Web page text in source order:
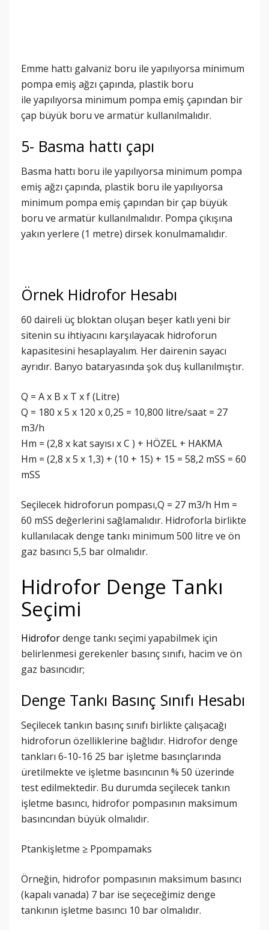
Emme hattı galvaniz boru ile yapılıyorsa minimum
pompa emiş ağzı çapında, plastik boru
ile yapılıyorsa minimum pompa emiş çapından bir
çap büyük boru ve armatür kullanılmalıdır.
5- Basma hattı çapı
Basma hattı boru ile yapılıyorsa minimum pompa
emiş ağzı çapında, plastik boru ile yapılıyorsa
minimum pompa emiş çapından bir çap büyük
boru ve armatür kullanılmalıdır. Pompa çıkışına
yakın yerlere (1 metre) dirsek konulmamalıdır.
Örnek Hidrofor Hesabı
60 daireli üç bloktan oluşan beşer katlı yeni bir
sitenin su ihtiyacını karşılayacak hidroforun
kapasitesini hesaplayalım. Her dairenin sayacı
ayrıdır. Banyo bataryasında şok duş kullanılmıştır.
Q = A x B x T x f (Litre)
Q = 180 x 5 x 120 x 0,25 = 10,800 litre/saat = 27
m3/h
Hm = (2,8 x kat sayısı x C ) + HÖZEL + HAKMA
Hm = (2,8 x 5 x 1,3) + (10 + 15) + 15 = 58,2 mSS = 60
mSS
Seçilecek hidroforun pompası,Q = 27 m3/h Hm =
60 mSS değerlerini sağlamalıdır. Hidroforla birlikte
kullanılacak denge tankı minimum 500 litre ve ön
gaz basıncı 5,5 bar olmalıdır.
Hidrofor Denge Tankı
Seçimi
Hidrofordenge tankı seçimi yapabilmek için
belirlenmesi gerekenler basınç sınıfı, hacim ve ön
gaz basıncıdır;
Denge Tankı Basınç Sınıfı Hesabı
Seçilecek tankın basınç sınıfı birlikte çalışacağı
hidroforun özelliklerine bağlıdır. Hidrofor denge
tankları 6-10-16 25 bar işletme basınçlarında
üretilmekte ve işletme basıncının % 50 üzerinde
test edilmektedir. Bu durumda seçilecek tankın
işletme basıncı, hidrofor pompasının maksimum
basıncından büyük olmalıdır.
Ptankişletme ≥ Ppompamaks
Örneğin, hidrofor pompasının maksimum basıncı
(kapalı vanada) 7 bar ise seçeceğimiz denge
tankının işletme basıncı 10 bar olmalıdır.